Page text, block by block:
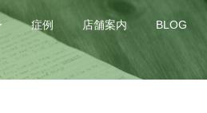
症例 店舗案内 BLOG